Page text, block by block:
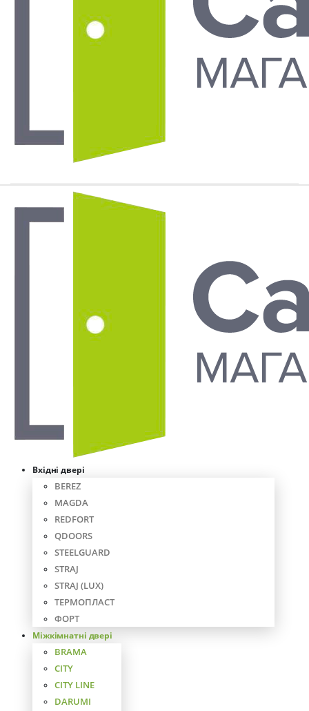
Вхідні двері
BEREZ
MAGDA
REDFORT
QDOORS
STEELGUARD
STRAJ
STRAJ (LUX)
ТЕРМОПЛАСТ
ФОРТ
Міжкімнатні двері
BRAMA
CITY
CITY LINE
DARUMI